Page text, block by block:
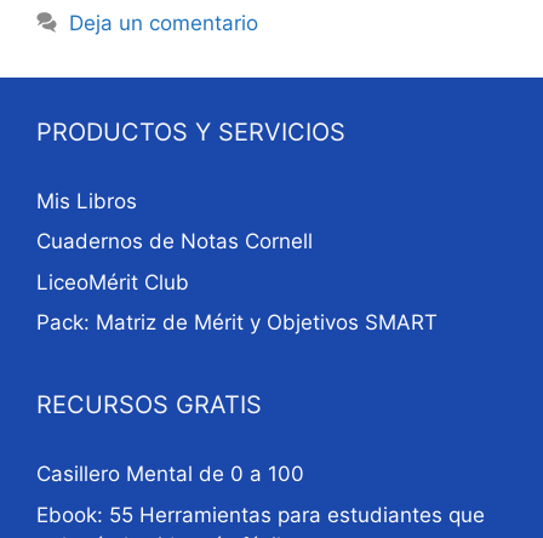
Deja un comentario
PRODUCTOS Y SERVICIOS
Mis Libros
Cuadernos de Notas Cornell
LiceoMérit Club
Pack: Matriz de Mérit y Objetivos SMART
RECURSOS GRATIS
Casillero Mental de 0 a 100
Ebook: 55 Herramientas para estudiantes que